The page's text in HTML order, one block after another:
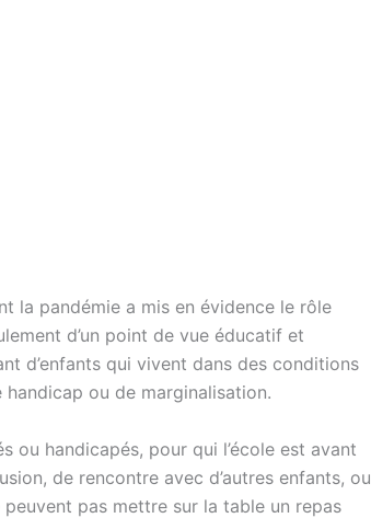
la pandémie a mis en évidence le rôle
d’un point de vue éducatif et
d’enfants qui vivent dans des conditions
ou de marginalisation.
ou handicapés, pour qui l’école est avant
de rencontre avec d’autres enfants, ou
pas mettre sur la table un repas